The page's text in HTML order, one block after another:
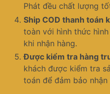
Phát đều chất lượng
Ship COD thanh toán
toàn với hình thức
khi nhận hàng.
Được kiểm tra hàng
khách được kiểm tra
toán để đảm bảo